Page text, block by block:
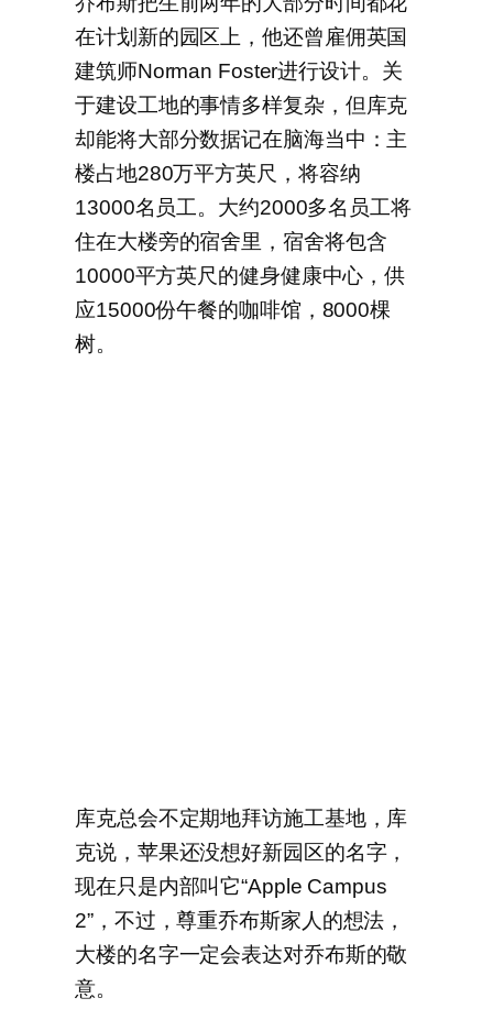
在计划新的园区上，他还曾雇佣英国
建筑师Norman Foster进行设计。关
于建设工地的事情多样复杂，但库克
却能将大部分数据记在脑海当中：主
楼占地280万平方英尺，将容纳
13000名员工。大约2000多名员工将
住在大楼旁的宿舍里，宿舍将包含
10000平方英尺的健身健康中心，供
应15000份午餐的咖啡馆，8000棵
树。
库克总会不定期地拜访施工基地，库
克说，苹果还没想好新园区的名字，
现在只是内部叫它“Apple Campus
2”，不过，尊重乔布斯家人的想法，
大楼的名字一定会表达对乔布斯的敬
意。